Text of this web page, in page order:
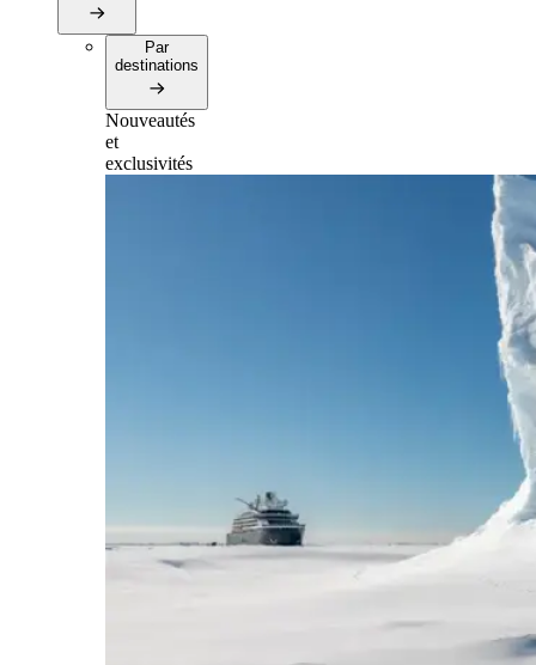
Par
destinations
Nouveautés
et
exclusivités